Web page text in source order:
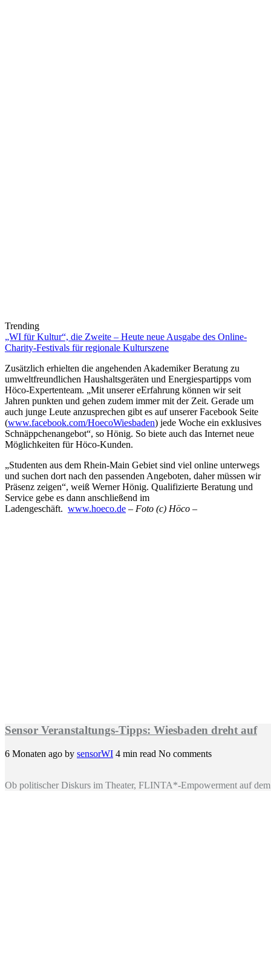
Trending
„WI für Kultur“, die Zweite – Heute neue Ausgabe des Online-
Charity-Festivals für regionale Kulturszene
Zusätzlich erhielten die angehenden Akademiker Beratung zu
umweltfreundlichen Haushaltsgeräten und Energiespartipps vom
Höco-Expertenteam. „Mit unserer eErfahrung können wir seit
Jahren punkten und gehen zudem immer mit der Zeit. Gerade um
auch junge Leute anzusprechen gibt es auf unserer Facebook Seite
(www.facebook.com/HoecoWiesbaden) jede Woche ein exklusives
Schnäppchenangebot“, so Hönig. So biete auch das Internet neue
Möglichkeiten für Höco-Kunden.
„Studenten aus dem Rhein-Main Gebiet sind viel online unterwegs
und suchen dort nach den passenden Angeboten, daher müssen wir
Präsenz zeigen“, weiß Werner Hönig. Qualifizierte Beratung und
Service gebe es dann anschließend im
Ladengeschäft. www.hoeco.de – Foto (c) Höco –
Sensor Veranstaltungs-Tipps: Wiesbaden dreht auf
6 Monaten ago by sensorWI 4 min read No comments
Ob politischer Diskurs im Theater, FLINTA*-Empowerment auf